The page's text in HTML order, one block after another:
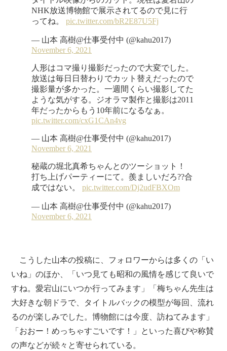
こうした山本の投稿に、フォロワーからは多くの「い
いね」のほか、「いつ見ても昭和の風情を感じて良いで
すね。愛宕山にいつか行ってみます」「梅ちゃん先生は
大好きな朝ドラで、タイトルバックの模型が毎回、流れ
るのが楽しみでした。博物館には今度、訪ねてみます」
「おおー！めっちゃすごいです！」といった喜びや称賛
の声などが続々と寄せられている。